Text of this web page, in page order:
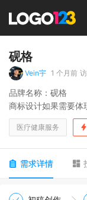
砚格
Vein宇 1 个月前
品牌名称：砚格
商标设计如果需要体
logan：砚琢精微，
公司业务主要服务
医疗健康服务
需求详情